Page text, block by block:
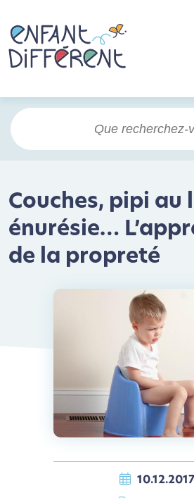
Couches, pipi au
énurésie…
de la propreté
10.12.2017